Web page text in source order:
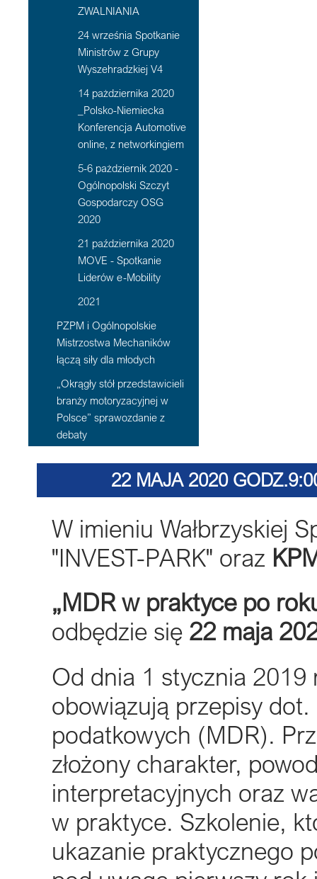
ZWALNIANIA
24 września Spotkanie
Ministrów z Grupy
Wyszehradzkiej V4
14 pażdziernika 2020
_Polsko-Niemiecka
Konferencja Automotive
online, z networkingiem
5-6 pażdziernik 2020 -
Ogólnopolski Szczyt
Gospodarczy OSG
2020
21 października 2020
MOVE - Spotkanie
Liderów e-Mobility
2021
PZPM i Ogólnopolskie
Mistrzostwa Mechaników
łączą siły dla młodych
„Okrągły stół przedstawicieli
branży motoryzacyjnej w
Polsce” sprawozdanie z
debaty
22 MAJA 2020
W imieniu Wałbrzyskiej
"INVEST-PARK" oraz
„MDR w praktyce po
odbędzie się 22 maja
Od dnia 1 stycznia
obowiązują przepisy
podatkowych (MDR).
złożony charakter,
interpretacyjnych oraz
w praktyce. Szkolenie,
ukazanie praktycznego